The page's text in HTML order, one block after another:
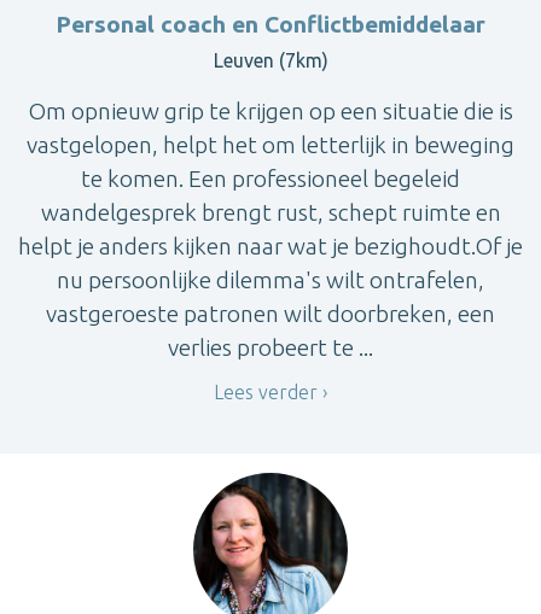
Personal coach en Conflictbemiddelaar
Leuven (7km)
Om opnieuw grip te krijgen op een situatie die is
vastgelopen, helpt het om letterlijk in beweging
te komen. Een professioneel begeleid
wandelgesprek brengt rust, schept ruimte en
helpt je anders kijken naar wat je bezighoudt.Of je
nu persoonlijke dilemma's wilt ontrafelen,
vastgeroeste patronen wilt doorbreken, een
verlies probeert te ...
Lees verder